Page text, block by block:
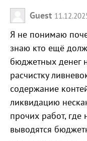
Guest
Я не понимаю
знаю кто ещё
бюджетных денег
расчистку
содержание
ликвидацию
прочих работ, где
выводятся